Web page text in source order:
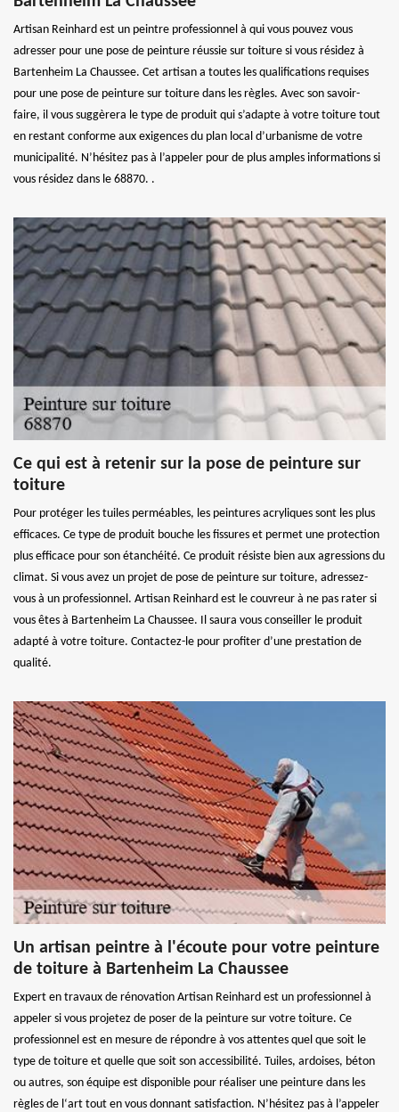
Artisan Reinhard est un peintre professionnel à qui vous pouvez vous
adresser pour une pose de peinture réussie sur toiture si vous résidez à
Bartenheim La Chaussee. Cet artisan a toutes les qualifications requises
pour une pose de peinture sur toiture dans les règles. Avec son savoir-
faire, il vous suggèrera le type de produit qui s’adapte à votre toiture tout
en restant conforme aux exigences du plan local d’urbanisme de votre
municipalité. N’hésitez pas à l’appeler pour de plus amples informations si
vous résidez dans le 68870. .
Ce qui est à retenir sur la pose de peinture sur
toiture
Pour protéger les tuiles perméables, les peintures acryliques sont les plus
efficaces. Ce type de produit bouche les fissures et permet une protection
plus efficace pour son étanchéité. Ce produit résiste bien aux agressions du
climat. Si vous avez un projet de pose de peinture sur toiture, adressez-
vous à un professionnel. Artisan Reinhard est le couvreur à ne pas rater si
vous êtes à Bartenheim La Chaussee. Il saura vous conseiller le produit
adapté à votre toiture. Contactez-le pour profiter d’une prestation de
qualité.
Un artisan peintre à l'écoute pour votre peinture
de toiture à Bartenheim La Chaussee
Expert en travaux de rénovation Artisan Reinhard est un professionnel à
appeler si vous projetez de poser de la peinture sur votre toiture. Ce
professionnel est en mesure de répondre à vos attentes quel que soit le
type de toiture et quelle que soit son accessibilité. Tuiles, ardoises, béton
ou autres, son équipe est disponible pour réaliser une peinture dans les
règles de l‘art tout en vous donnant satisfaction. N’hésitez pas à l’appeler